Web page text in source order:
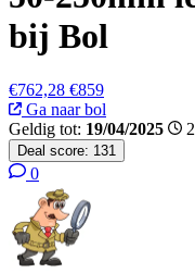
bij Bol
€762,28 €859
Ga naar bol
Geldig tot: 19/04/2025
Deal score: 131
0